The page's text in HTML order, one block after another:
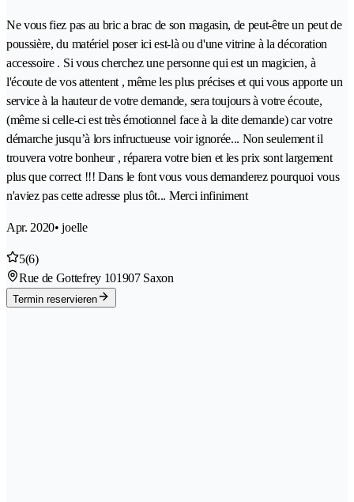
Ne vous fiez pas au bric a brac de son magasin, de peut-être un peut de
poussière, du matériel poser ici est-là ou d'une vitrine à la décoration
accessoire . Si vous cherchez une personne qui est un magicien, à
l'écoute de vos attentent , même les plus précises et qui vous apporte un
service à la hauteur de votre demande, sera toujours à votre écoute,
(même si celle-ci est très émotionnel face à la dite demande) car votre
démarche jusqu’à lors infructueuse voir ignorée... Non seulement il
trouvera votre bonheur , réparera votre bien et les prix sont largement
plus que correct !!! Dans le font vous vous demanderez pourquoi vous
n'aviez pas cette adresse plus tôt... Merci infiniment
Apr. 2020• joelle
5(6)
Rue de Gottefrey 101907 Saxon
Termin reservieren